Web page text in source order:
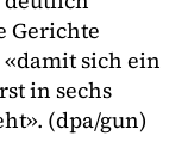
Gerichte
sich ein
in sechs
(dpa/gun)